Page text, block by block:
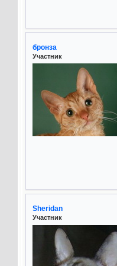
бронза
Участник
Sheridan
Участник